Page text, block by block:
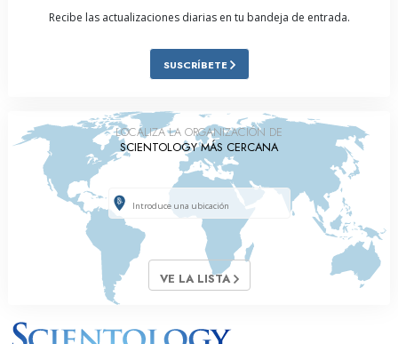
Recibe las actualizaciones diarias en tu bandeja de entrada.
SUSCRÍBETE
LOCALIZA LA ORGANIZACIÓN DE
SCIENTOLOGY MÁS CERCANA
VE LA LISTA